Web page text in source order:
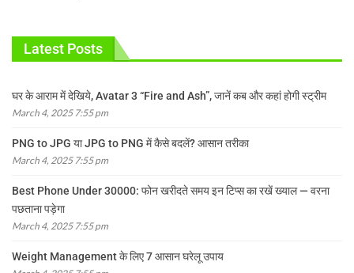
Latest Posts
घर के आराम में देखिये, Avatar 3 “Fire and Ash”, जानें कब और कहां होगी स्ट्रीम
March 4, 2025 7:55 pm
PNG to JPG या JPG to PNG में कैसे बदलें? आसान तरीका
March 4, 2025 7:55 pm
Best Phone Under 30000: फोन खरीदते समय इन टिप्स का रखें ख्याल — वरना
पछताना पड़ेगा
March 4, 2025 7:55 pm
Weight Management के लिए 7 आसान घरेलू उपाय